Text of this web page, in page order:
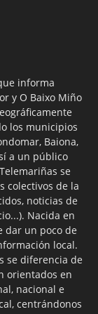
informa
y O Baixo Miño
los municipios
Baiona,
a un público
se
colectivos de la
noticias de
Nacida en
dar un poco de
local.
se diferencia de
orientados en
nacional e
centrándonos